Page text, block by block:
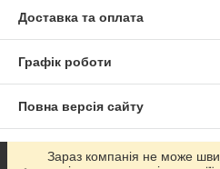
Доставка та оплата
Графік роботи
Повна версія сайту
Сайт створено на маркетплейсі
Зараз компанія не може